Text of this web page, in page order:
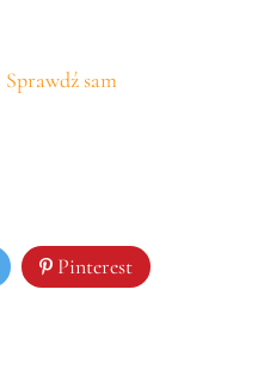
Sprawdź sam
Pinterest